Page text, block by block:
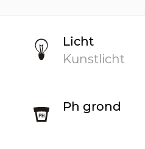
Licht
Kunstlicht
Ph grond